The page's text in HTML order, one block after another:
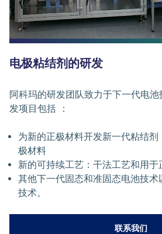
电极粘结剂的研发
阿科玛的研发团队致力于下一代电
发项目包括 ：
为新的正极材料开发新一代粘结
极材料
新的可持续工艺：干法工艺和用于
其他下一代固态和准固态电池技
技术。
联系我们